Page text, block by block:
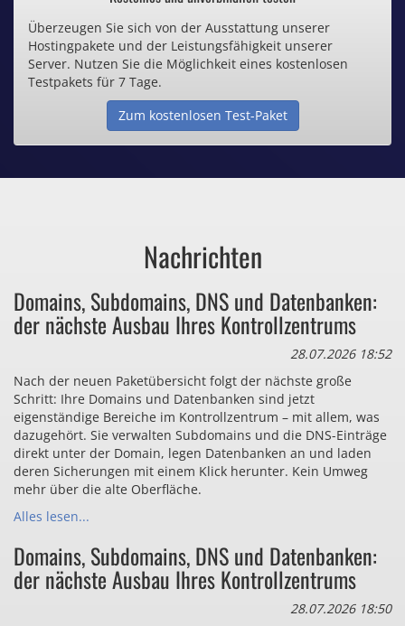
Inklusive .de Domain
Webspace ab 1,25€ / Monat
Günstige SSL-Zertifikate
Bezahlen Sie auch zu viel
für Dinge, die sie gar nicht brauchen?
Überzeugen Sie sich von der Ausstattung unserer
Hostingpakete und der Leistungsfähigkeit unserer
Server. Nutzen Sie die Möglichkeit eines kostenlosen
Testpakets für 7 Tage.
Zum kostenlosen Test-Paket
Nachrichten
Domains, Subdomains, DNS und Datenbanken:
der nächste Ausbau Ihres Kontrollzentrums
28.07.2026 18:52
Nach der neuen Paketübersicht folgt der nächste große
Schritt: Ihre Domains und Datenbanken sind jetzt
eigenständige Bereiche im Kontrollzentrum – mit allem, was
dazugehört. Sie verwalten Subdomains und die DNS-Einträge
direkt unter der Domain, legen Datenbanken an und laden
deren Sicherungen mit einem Klick herunter. Kein Umweg
mehr über die alte Oberfläche.
Alles lesen...
Domains, Subdomains, DNS und Datenbanken:
der nächste Ausbau Ihres Kontrollzentrums
28.07.2026 18:50